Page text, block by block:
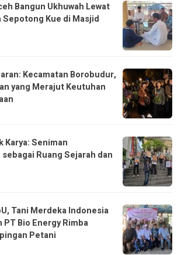
Bangun Ukhuwah Lewat
Sepotong Kue di Masjid
Kecamatan Borobudur,
yang Merajut Keutuhan
Karya: Seniman
Ruang Sejarah dan
Tani Merdeka Indonesia
Bio Energy Rimba
Petani